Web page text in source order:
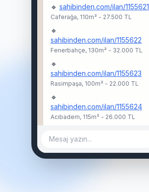
🔹 sahibinden.com/ilan/1155621
Caferağa, 110m² - 27.500 TL
🔹
sahibinden.com/ilan/1155622
Fenerbahçe, 130m² - 32.000 TL
🔹
sahibinden.com/ilan/1155623
Rasimpaşa, 100m² - 22.000 TL
🔹
sahibinden.com/ilan/1155624
Acıbadem, 115m² - 26.000 TL
Mesaj yazın...